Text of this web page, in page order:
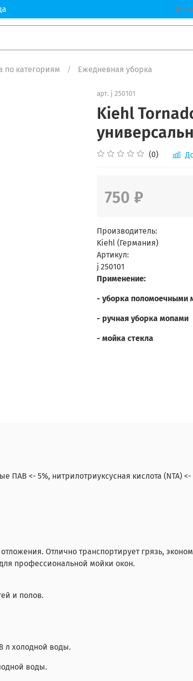
по категориям Ежедневная уборка
арт. j 250101
Kiehl
(0)
750 ₽
Производитель:
Kiehl (Германия)
Артикул:
j 250101
Применение:
- уборка поломоечными
- ручная уборка мопами
- мойка стекла
<- 5%, нитрилотриуксусная кислота (NTA)
Отлично транспортирует грязь,
профессиональной мойки окон.
и полов.
л холодной воды.
воды.